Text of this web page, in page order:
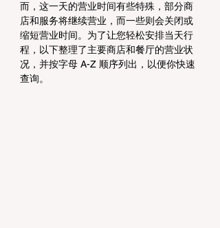
而，这一天的营业时间有些特殊，部分商
店和服务将继续营业，而一些则会关闭或
缩短营业时间。为了让您轻松安排当天行
程，以下整理了主要商店和餐厅的营业状
况，并按字母 A-Z 顺序列出，以便你快速
查询。